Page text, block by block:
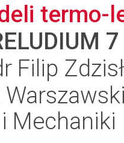
termo-
7
Filip
Mechaniki